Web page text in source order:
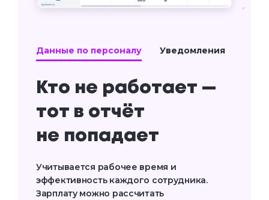
Данные по персоналу Уведомления
Кто не работает —
тот в отчёт
не попадает
Учитывается рабочее время и
эффективность каждого сотрудника.
Зарплату можно рассчитать